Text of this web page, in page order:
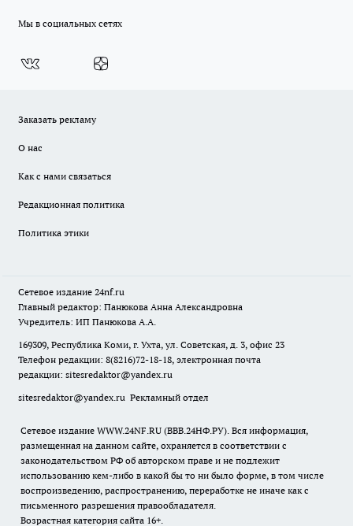
Мы в социальных сетях
Заказать рекламу
О нас
Как с нами связаться
Редакционная политика
Политика этики
Сетевое издание 24nf.ru
Главный редактор: Панюкова Анна Александровна
Учредитель: ИП Панюкова А.А.
169309, Республика Коми, г. Ухта, ул. Советская, д. 3, офис 23
Телефон редакции: 8(8216)72-18-18, электронная почта
редакции: sitesredaktor@yandex.ru
sitesredaktor@yandex.ru Рекламный отдел
Сетевое издание WWW.24NF.RU (ВВВ.24НФ.РУ). Вся информация,
размещенная на данном сайте, охраняется в соответствии с
законодательством РФ об авторском праве и не подлежит
использованию кем-либо в какой бы то ни было форме, в том числе
воспроизведению, распространению, переработке не иначе как с
письменного разрешения правообладателя.
Возрастная категория сайта 16+.